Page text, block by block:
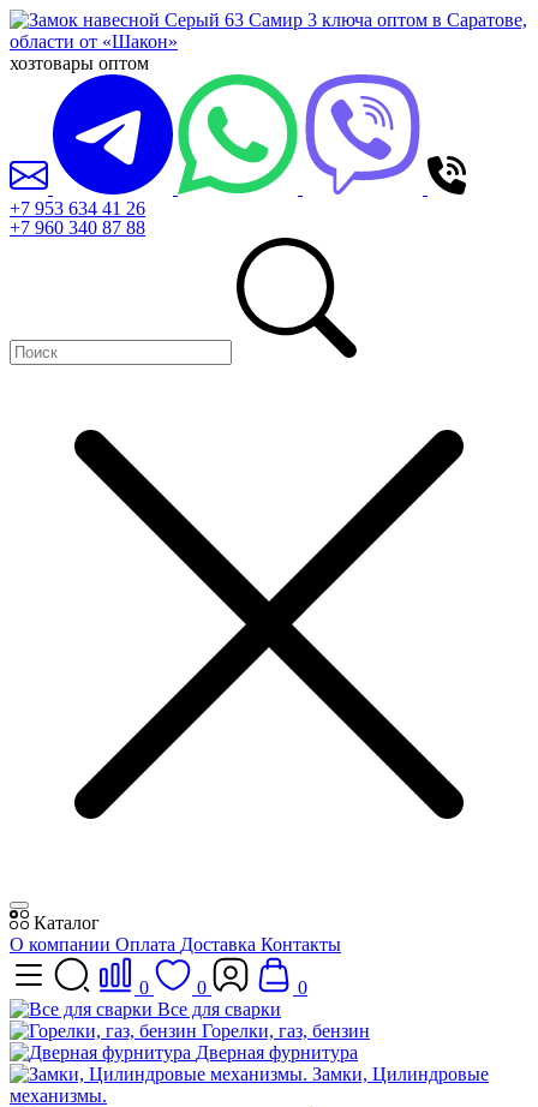
хозтовары оптом
+7 953 634 41 26
+7 960 340 87 88
Каталог
О компании Оплата Доставка Контакты
0 0
0
Все для сварки
Горелки, газ, бензин
Дверная фурнитура
Замки, Цилиндровые
механизмы.